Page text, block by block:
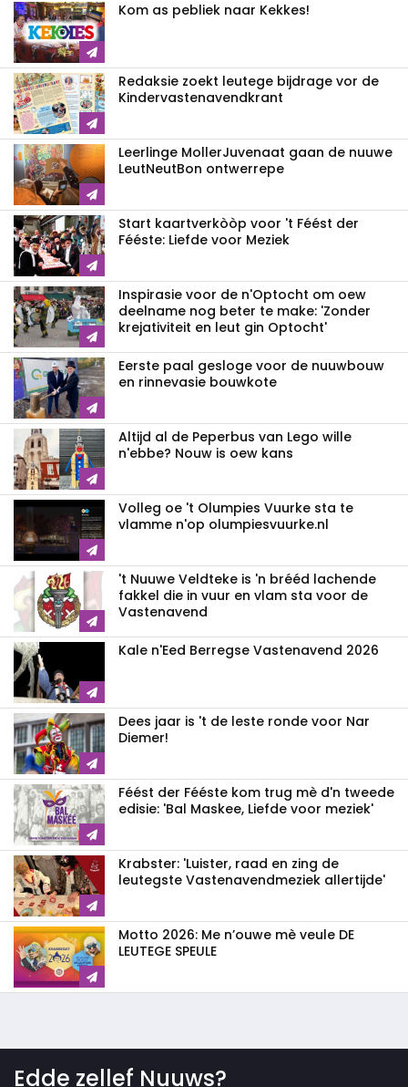
Kom as pebliek naar Kekkes!
Redaksie zoekt leutege bijdrage vor de
Kindervastenavendkrant
Leerlinge MollerJuvenaat gaan de nuuwe
LeutNeutBon ontwerrepe
Start kaartverkòòp voor 't Féést der
Fééste: Liefde voor Meziek
Inspirasie voor de n'Optocht om oew
deelname nog beter te make: 'Zonder
krejativiteit en leut gin Optocht'
Eerste paal gesloge voor de nuuwbouw
en rinnevasie bouwkote
Altijd al de Peperbus van Lego wille
n'ebbe? Nouw is oew kans
Volleg oe 't Olumpies Vuurke sta te
vlamme n'op olumpiesvuurke.nl
't Nuuwe Veldteke is 'n brééd lachende
fakkel die in vuur en vlam sta voor de
Vastenavend
Kale n'Eed Berregse Vastenavend 2026
Dees jaar is 't de leste ronde voor Nar
Diemer!
Féést der Fééste kom trug mè d'n tweede
edisie: 'Bal Maskee, Liefde voor meziek'
Krabster: 'Luister, raad en zing de
leutegste Vastenavendmeziek allertijde'
Motto 2026: Me n’ouwe mè veule DE
LEUTEGE SPEULE
Edde zellef Nuuws?